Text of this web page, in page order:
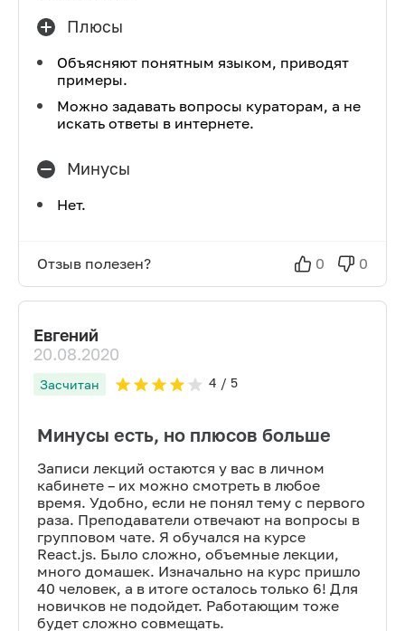
Плюсы
Объясняют понятным языком, приводят
примеры.
Можно задавать вопросы кураторам, а не
искать ответы в интернете.
Минусы
Нет.
Отзыв полезен? 0 0
Евгений
20.08.2020
Засчитан 4 / 5
Минусы есть, но плюсов больше
Записи лекций остаются у вас в личном
кабинете – их можно смотреть в любое
время. Удобно, если не понял тему с первого
раза. Преподаватели отвечают на вопросы в
групповом чате. Я обучался на курсе
React.js. Было сложно, объемные лекции,
много домашек. Изначально на курс пришло
40 человек, а в итоге осталось только 6! Для
новичков не подойдет. Работающим тоже
будет сложно совмещать.